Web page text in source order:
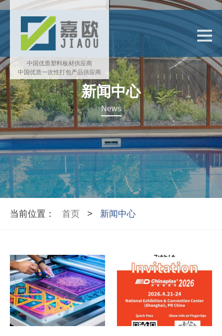
中国优质塑料板材供应商
中国优质一次性打包产品供应商
新闻中心
News
当前位置： 首页 > 新闻中心